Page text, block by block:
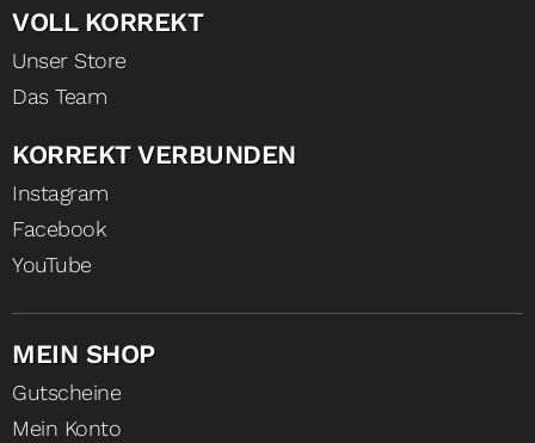
VOLL KORREKT
Unser Store
Das Team
KORREKT VERBUNDEN
Instagram
Facebook
YouTube
MEIN SHOP
Gutscheine
Mein Konto